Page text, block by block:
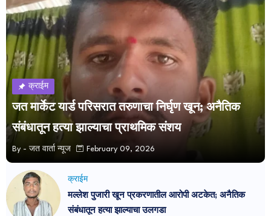
क्राईम
जत मार्केट यार्ड परिसरात तरुणाचा निर्घृण खून; अनैतिक
संबंधातून हत्या झाल्याचा प्राथमिक संशय
By - जत वार्ता न्यूज February 09, 2026
क्राईम
मल्लेश पुजारी खून प्रकरणातील आरोपी अटकेत; अनैतिक
संबंधातून हत्या झाल्याचा उलगडा